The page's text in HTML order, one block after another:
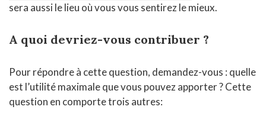
sera aussi le lieu où vous vous sentirez le mieux.
A quoi devriez-vous contribuer ?
Pour répondre à cette question, demandez-vous : quelle
est l’utilité maximale que vous pouvez apporter ? Cette
question en comporte trois autres: